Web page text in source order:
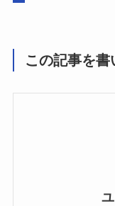
この記事を書